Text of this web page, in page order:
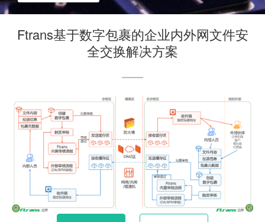
Ftrans基于数字包裹的企业内外网文件安
全交换解决方案